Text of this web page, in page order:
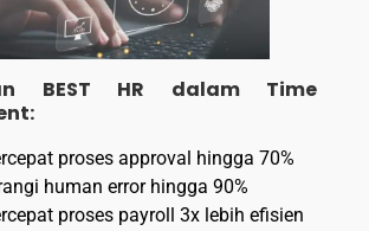
BEST HR dalam Time
proses approval hingga 70%
human error hingga 90%
proses payroll 3x lebih efisien